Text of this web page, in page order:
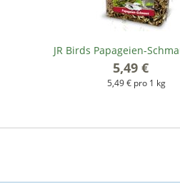
JR Birds Papageien-
5,49 €
5,49 € pro 1 kg